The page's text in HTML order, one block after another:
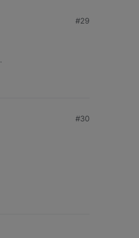
#29
#30